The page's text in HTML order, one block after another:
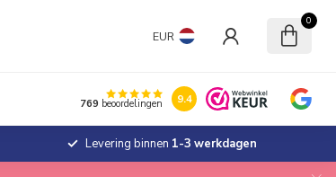
EUR
0
769 beoordelingen 9.4
Levering binnen 1-3 werkdagen